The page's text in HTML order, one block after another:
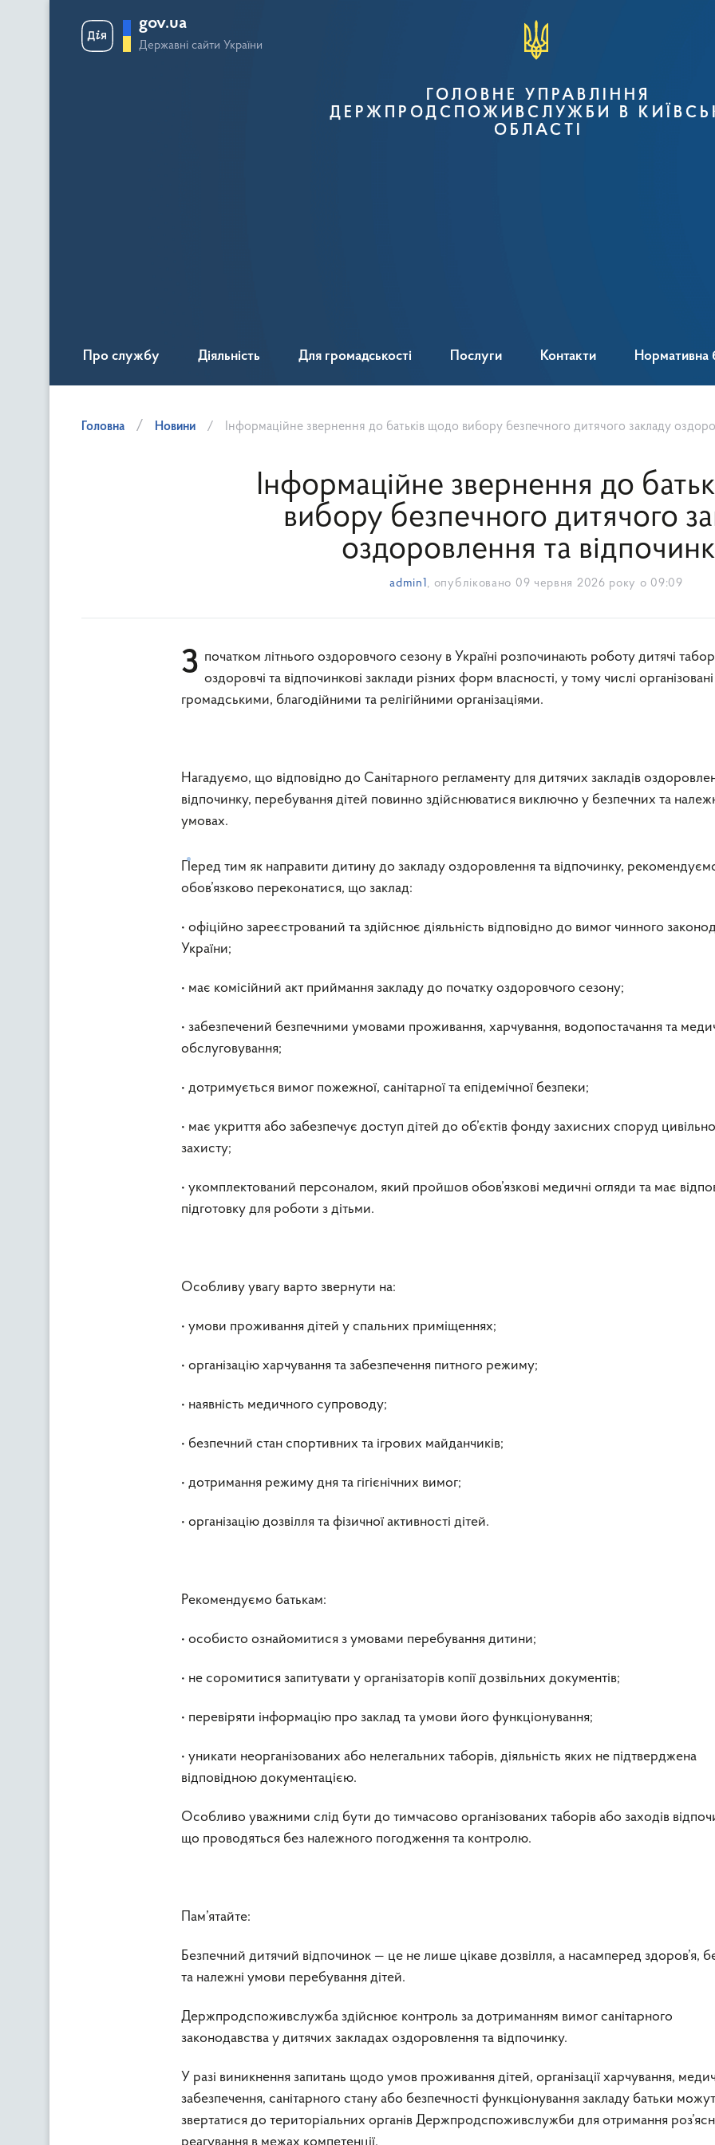
gov.ua
Державні сайти України
ГОЛОВНЕ УПРАВЛІННЯ
ДЕРЖПРОДСПОЖИВСЛУЖБИ В
ОБЛАСТІ
Про службу Діяльність Для громадськості Послуги Контакти Нормативна
Головна Новини Інформаційне звернення до батьків щодо вибору безпечного дитячого закладу оздоровлення
Інформаційне звернення до
вибору безпечного дитячого
оздоровлення та
admin1, опубліковано 09 червня 2026 року о 09:09
З початком літнього оздоровчого сезону в Україні розпочинають роботу дитячі табори, оздоровчі та відпочинкові заклади різних форм власності, у тому числі організовані
громадськими, благодійними та релігійними організаціями.
Нагадуємо, що відповідно до Санітарного регламенту для дитячих закладів
відпочинку, перебування дітей повинно здійснюватися виключно у безпечних та
умовах.
Перед тим як направити дитину до закладу оздоровлення та відпочинку,
обов’язково переконатися, що заклад:
• офіційно зареєстрований та здійснює діяльність відповідно до вимог чинного
України;
• має комісійний акт приймання закладу до початку оздоровчого сезону;
• забезпечений безпечними умовами проживання, харчування, водопостачання та
обслуговування;
• дотримується вимог пожежної, санітарної та епідемічної безпеки;
• має укриття або забезпечує доступ дітей до об’єктів фонду захисних споруд
захисту;
• укомплектований персоналом, який пройшов обов’язкові медичні огляди та має
підготовку для роботи з дітьми.
Особливу увагу варто звернути на:
• умови проживання дітей у спальних приміщеннях;
• організацію харчування та забезпечення питного режиму;
• наявність медичного супроводу;
• безпечний стан спортивних та ігрових майданчиків;
• дотримання режиму дня та гігієнічних вимог;
• організацію дозвілля та фізичної активності дітей.
Рекомендуємо батькам:
• особисто ознайомитися з умовами перебування дитини;
• не соромитися запитувати у організаторів копії дозвільних документів;
• перевіряти інформацію про заклад та умови його функціонування;
• уникати неорганізованих або нелегальних таборів, діяльність яких не підтверджена
відповідною документацією.
Особливо уважними слід бути до тимчасово організованих таборів або заходів
що проводяться без належного погодження та контролю.
Пам’ятайте:
Безпечний дитячий відпочинок — це не лише цікаве дозвілля, а насамперед здоров’я,
та належні умови перебування дітей.
Держпродспоживслужба здійснює контроль за дотриманням вимог санітарного
законодавства у дитячих закладах оздоровлення та відпочинку.
У разі виникнення запитань щодо умов проживання дітей, організації харчування,
забезпечення, санітарного стану або безпечності функціонування закладу батьки
звертатися до територіальних органів Держпродспоживслужби для отримання